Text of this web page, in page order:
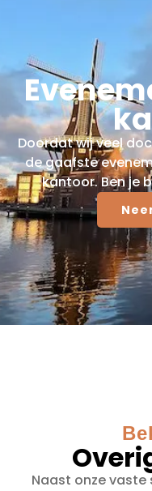
Doordat wij veel
de gaafste
kantoor. Ben je
Naast onze